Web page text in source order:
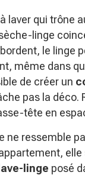
laver qui trône
linge
le linge
même dans
de créer un
pas la déco.
tête en
ne ressemble
elle
linge posé